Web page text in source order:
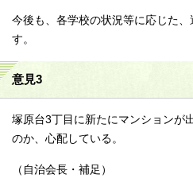
今後も、各学校の状況等に応じた
す。
意見3
塚原台3丁目に新たにマンションが
のか、心配している。
（自治会長・補足）